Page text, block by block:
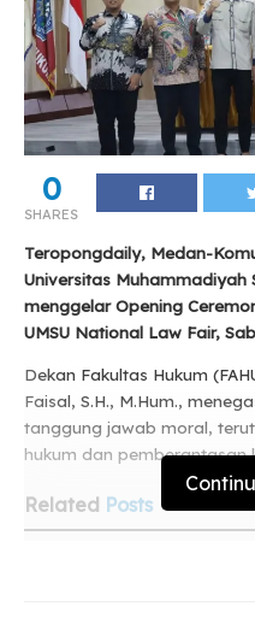
0
SHARES
Teropongdaily, Medan-
Universitas Muhammadiyah
menggelar Opening
UMSU National Law Fair,
Dekan Fakultas Hukum
Faisal, S.H., M.Hum.,
tanggung jawab moral,
hukum dan pemberantasan
Related Posts